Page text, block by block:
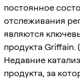
постоянное
отслеживания
являются
продукта Griffain. (
Недавние
продукта, за